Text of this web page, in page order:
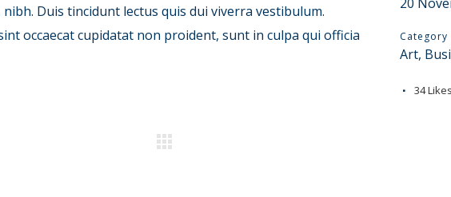
Duis tincidunt lectus quis dui viverra vestibulum.
occaecat cupidatat non proident, sunt in culpa qui officia
Category
Art,
34Likes